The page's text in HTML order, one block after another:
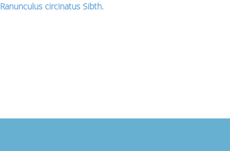
Ranunculus circinatus Sibth.